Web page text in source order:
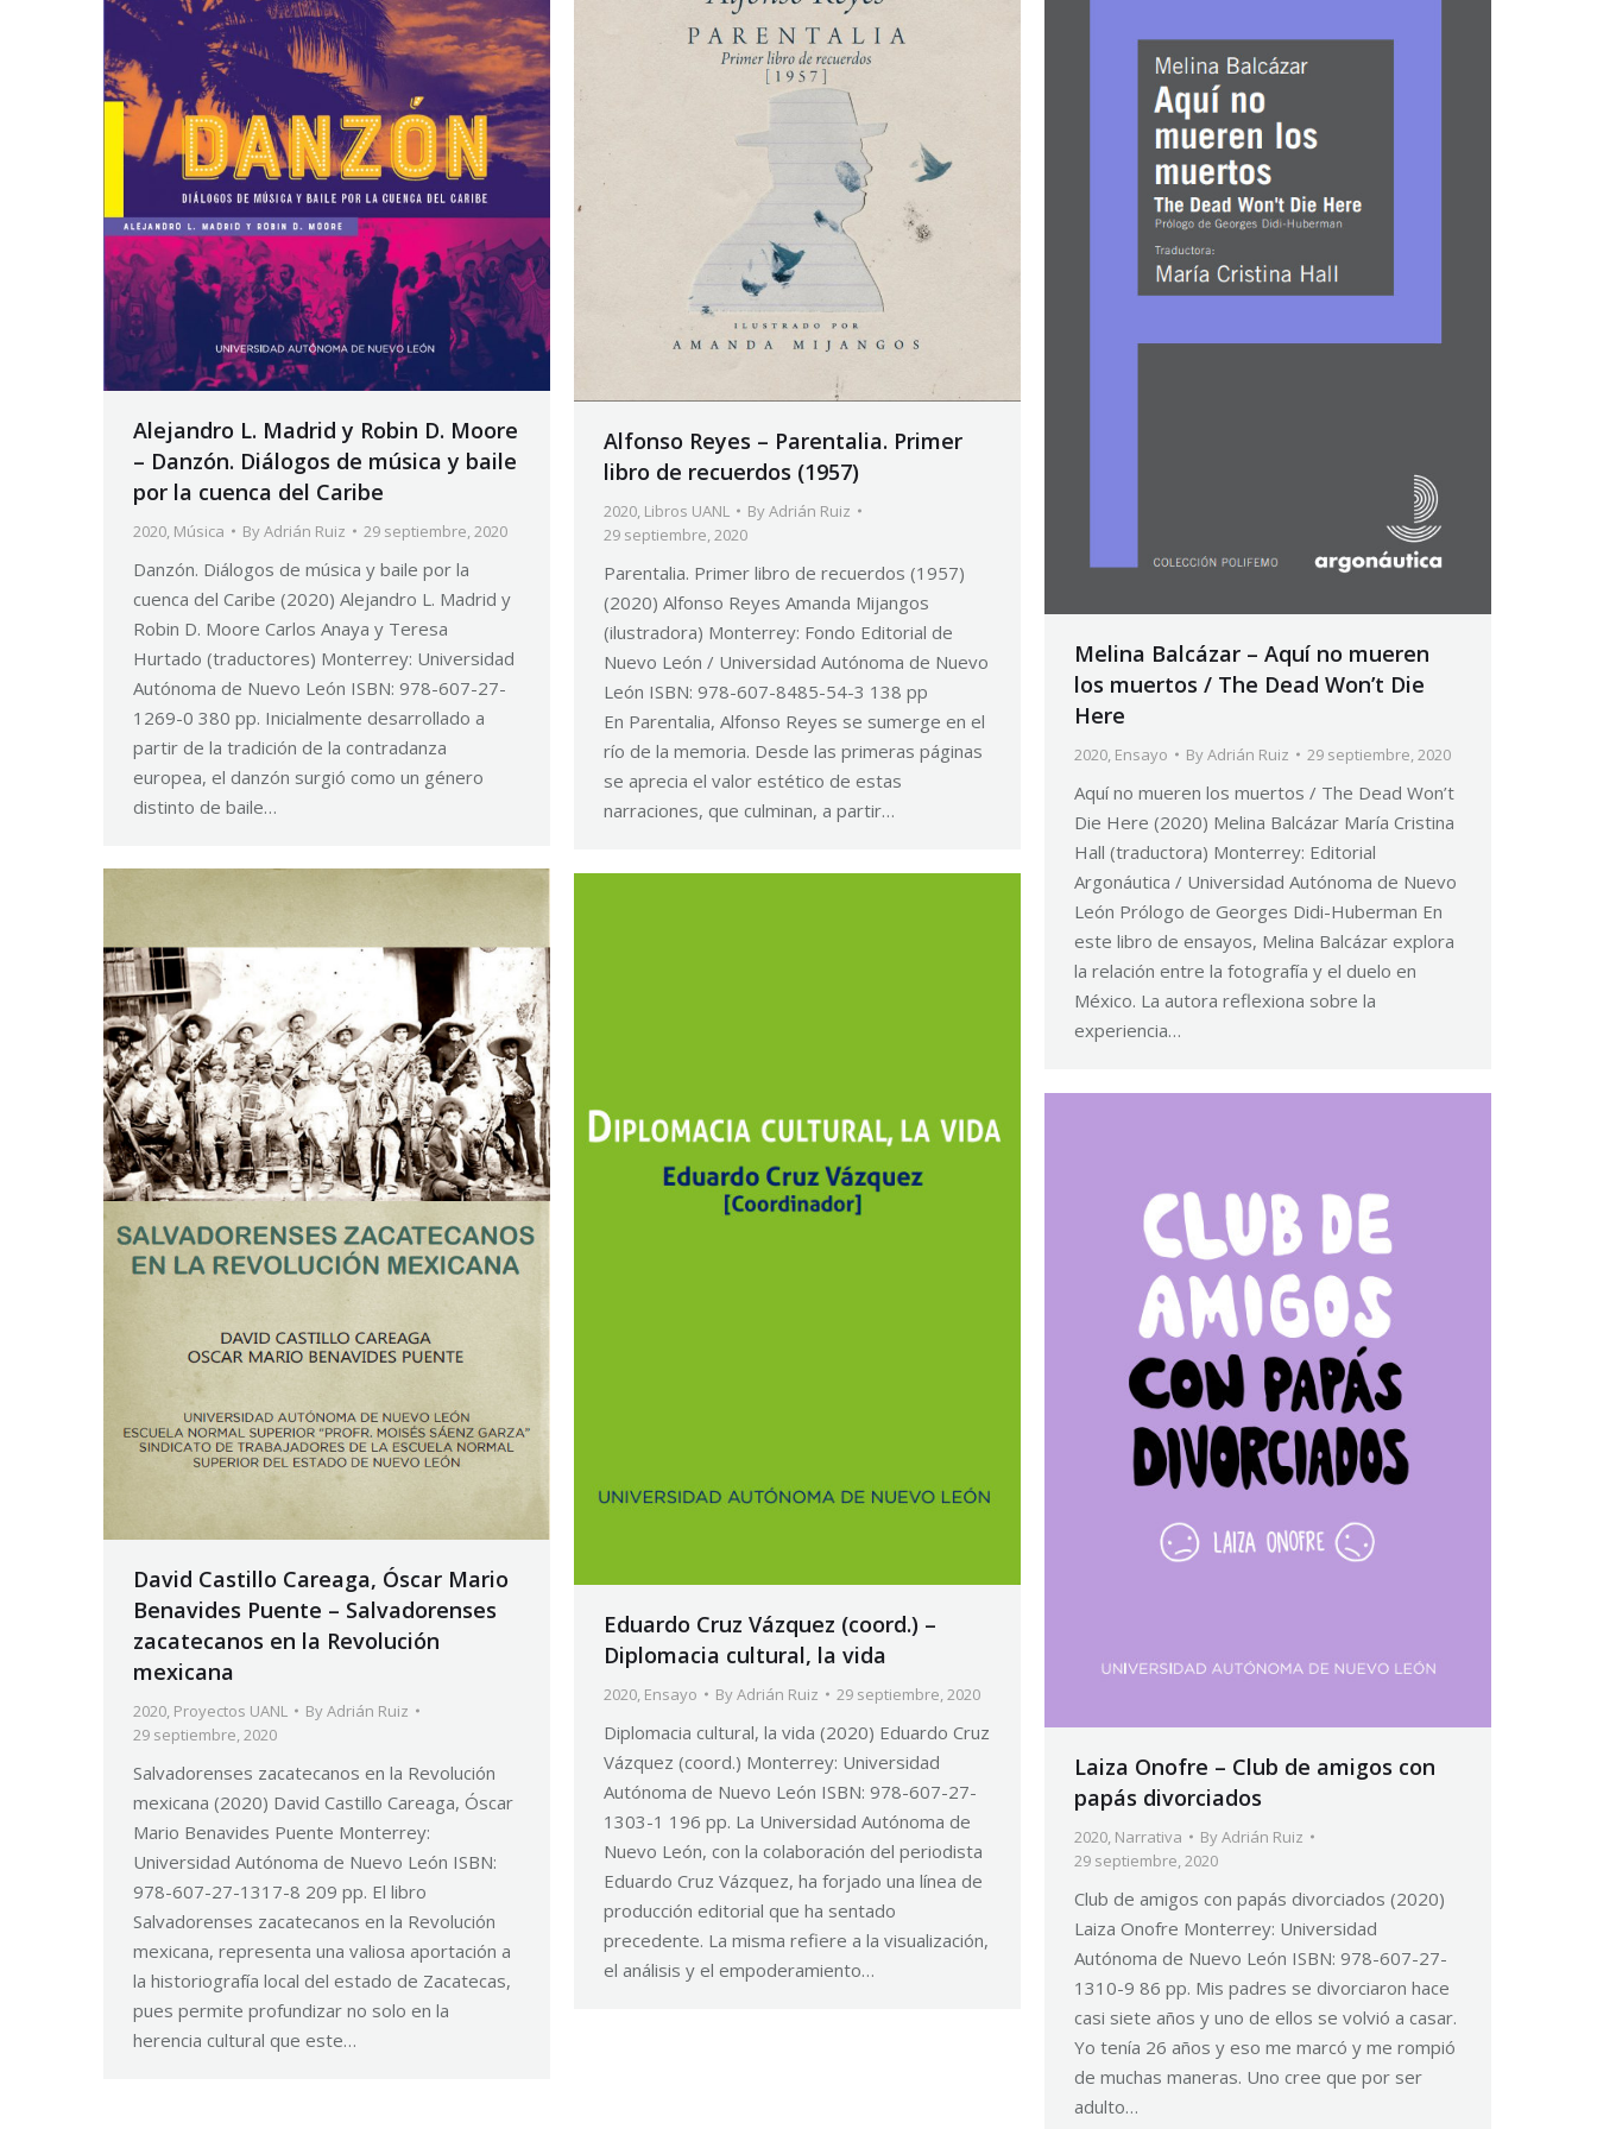
Alejandro L. Madrid y Robin D. Moore
– Danzón. Diálogos de música y baile
por la cuenca del Caribe
2020 Música ByAdrián Ruiz 29 septiembre, 2020
Danzón. Diálogos de música y baile por la
cuenca del Caribe (2020) Alejandro L. Madrid y
Robin D. Moore Carlos Anaya y Teresa
Hurtado (traductores) Monterrey: Universidad
Autónoma de Nuevo León ISBN: 978-607-27-
1269-0 380 pp. Inicialmente desarrollado a
partir de la tradición de la contradanza
europea, el danzón surgió como un género
distinto de baile…
Alfonso Reyes – Parentalia. Primer
libro de recuerdos (1957)
2020, Libros UANL ByAdrián Ruiz
29 septiembre, 2020
Parentalia. Primer libro de recuerdos (1957)
(2020) Alfonso Reyes Amanda Mijangos
(ilustradora) Monterrey: Fondo Editorial de
Nuevo León / Universidad Autónoma de Nuevo
León ISBN: 978-607-8485-54-3 138 pp
En Parentalia, Alfonso Reyes se sumerge en el
río de la memoria. Desde las primeras páginas
se aprecia el valor estético de estas
narraciones, que culminan, a partir…
Melina Balcázar – Aquí no mueren
los muertos / The Dead Won’t Die
Here
2020, Ensayo ByAdrián Ruiz 29 septiembre, 2020
Aquí no mueren los muertos / The Dead Won’t
Die Here (2020) Melina Balcázar María Cristina
Hall (traductora) Monterrey: Editorial
Argonáutica / Universidad Autónoma de Nuevo
León Prólogo de Georges Didi-Huberman En
este libro de ensayos, Melina Balcázar explora
la relación entre la fotografía y el duelo en
México. La autora reflexiona sobre la
experiencia…
David Castillo Careaga, Óscar Mario
Benavides Puente – Salvadorenses
zacatecanos en la Revolución
mexicana
2020, Proyectos UANL ByAdrián Ruiz
29 septiembre, 2020
Salvadorenses zacatecanos en la Revolución
mexicana (2020) David Castillo Careaga, Óscar
Mario Benavides Puente Monterrey:
Universidad Autónoma de Nuevo León ISBN:
978-607-27-1317-8 209 pp. El libro
Salvadorenses zacatecanos en la Revolución
mexicana, representa una valiosa aportación a
la historiografía local del estado de Zacatecas,
pues permite profundizar no solo en la
herencia cultural que este…
Eduardo Cruz Vázquez (coord.) –
Diplomacia cultural, la vida
2020, Ensayo ByAdrián Ruiz 29 septiembre, 2020
Diplomacia cultural, la vida (2020) Eduardo Cruz
Vázquez (coord.) Monterrey: Universidad
Autónoma de Nuevo León ISBN: 978-607-27-
1303-1 196 pp. La Universidad Autónoma de
Nuevo León, con la colaboración del periodista
Eduardo Cruz Vázquez, ha forjado una línea de
producción editorial que ha sentado
precedente. La misma refiere a la visualización,
el análisis y el empoderamiento…
Laiza Onofre – Club de amigos con
papás divorciados
2020, Narrativa ByAdrián Ruiz
29 septiembre, 2020
Club de amigos con papás divorciados (2020)
Laiza Onofre Monterrey: Universidad
Autónoma de Nuevo León ISBN: 978-607-27-
1310-9 86 pp. Mis padres se divorciaron hace
casi siete años y uno de ellos se volvió a casar.
Yo tenía 26 años y eso me marcó y me rompió
de muchas maneras. Uno cree que por ser
adulto…